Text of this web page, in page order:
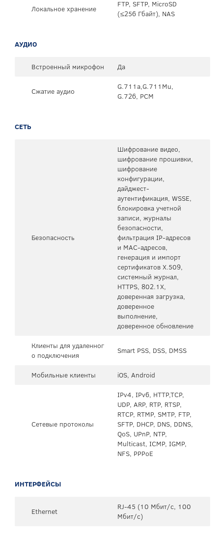
Локальное хранение
FTP, SFTP, MicroSD
(≤256 Гбайт), NAS
АУДИО
Встроенный микрофон Да
Сжатие аудио
G.711a,G.711Mu,
G.726, PCM
СЕТЬ
Безопасность
Шифрование видео,
шифрование прошивки,
шифрование
конфигурации,
дайджест-
аутентификация, WSSE,
блокировка учетной
записи, журналы
безопасности,
фильтрация IP-адресов
и MAC-адресов,
генерация и импорт
сертификатов X.509,
системный журнал,
HTTPS, 802.1X,
доверенная загрузка,
доверенное
выполнение,
доверенное обновление
Клиенты для удаленног
о подключения
Smart PSS, DSS, DMSS
Мобильные клиенты iOS, Android
Сетевые протоколы
IPv4, IPv6, HTTP,TCP,
UDP, ARP, RTP, RTSP,
RTCP, RTMP, SMTP, FTP,
SFTP, DHCP, DNS, DDNS,
QoS, UPnP, NTP,
Multicast, ICMP, IGMP,
NFS, PPPoE
ИНТЕРФЕЙСЫ
Ethernet
RJ-45 (10 Мбит/с, 100
Мбит/с)